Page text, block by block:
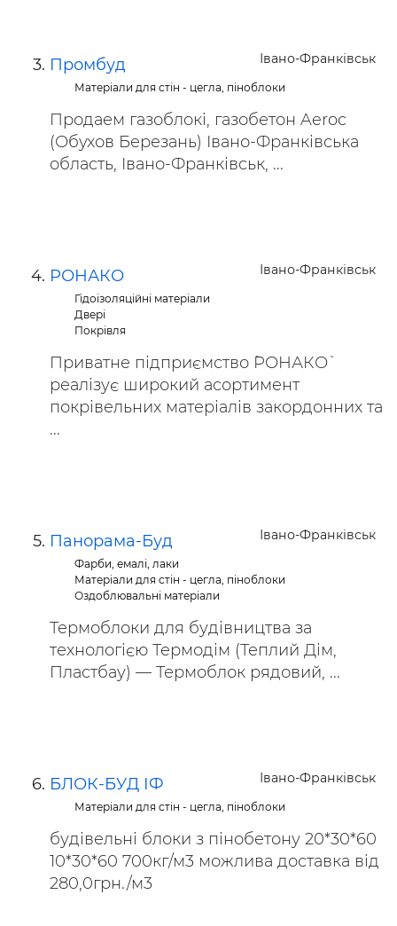
Івано-Франківськ
Промбуд
Матеріали для стін - цегла, піноблоки
Продаем газоблокі, газобетон Aeroc
(Обухов Березань) Івано-Франківська
область, Івано-Франківськ, ...
Івано-Франківськ
РОНАКО
Гідоізоляційні матеріали
Двері
Покрівля
Приватне підприємство `РОНАКО`
реалізує широкий асортимент
покрівельних матеріалів закордонних та
...
Івано-Франківськ
Панорама-Буд
Фарби, емалі, лаки
Матеріали для стін - цегла, піноблоки
Оздоблювальні матеріали
Термоблоки для будівництва за
технологією Термодім (Теплий Дім,
Пластбау) — Термоблок рядовий, ...
Івано-Франківськ
БЛОК-БУД ІФ
Матеріали для стін - цегла, піноблоки
будівельні блоки з пінобетону 20*30*60
10*30*60 700кг/м3 можлива доставка від
280,0грн./м3